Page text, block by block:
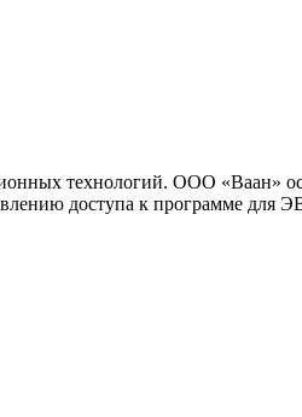
технологий. ООО «Ваан»
доступа к программе для